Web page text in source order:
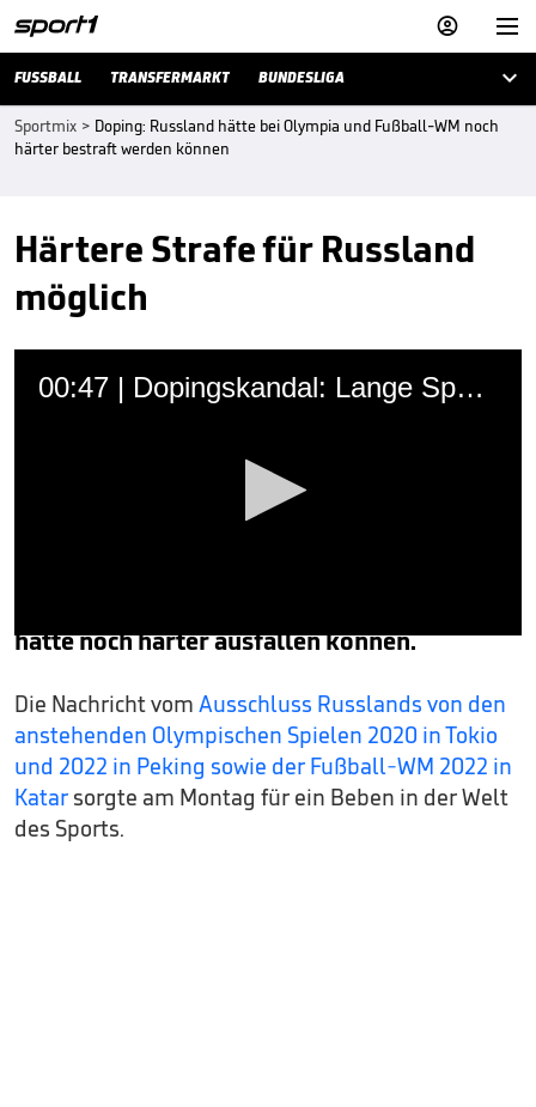


FUSSBALL TRANSFERMARKT BUNDESLIGA 
Sportmix > Doping: Russland hätte bei Olympia und Fußball-WM noch
härter bestraft werden können
Härtere Strafe für Russland
möglich
00:47 | Dopingskandal: Lange Sperre für Russland
0
47
hätte noch härter ausfallen können.
Die Nachricht vom Ausschluss Russlands von den
anstehenden Olympischen Spielen 2020 in Tokio
und 2022 in Peking sowie der Fußball-WM 2022 in
Katar sorgte am Montag für ein Beben in der Welt
des Sports.